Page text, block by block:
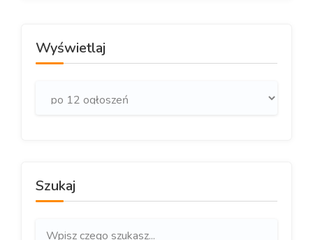
Wyświetlaj
Szukaj